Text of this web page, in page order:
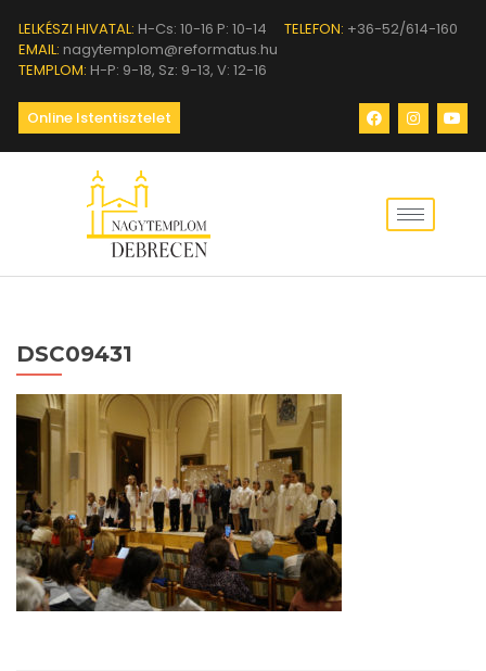
LELKÉSZI HIVATAL: H-Cs: 10-16 P: 10-14 TELEFON: +36-52/614-160
EMAIL: nagytemplom@reformatus.hu
TEMPLOM: H-P: 9-18, Sz: 9-13, V: 12-16
Online Istentisztelet
DSC09431